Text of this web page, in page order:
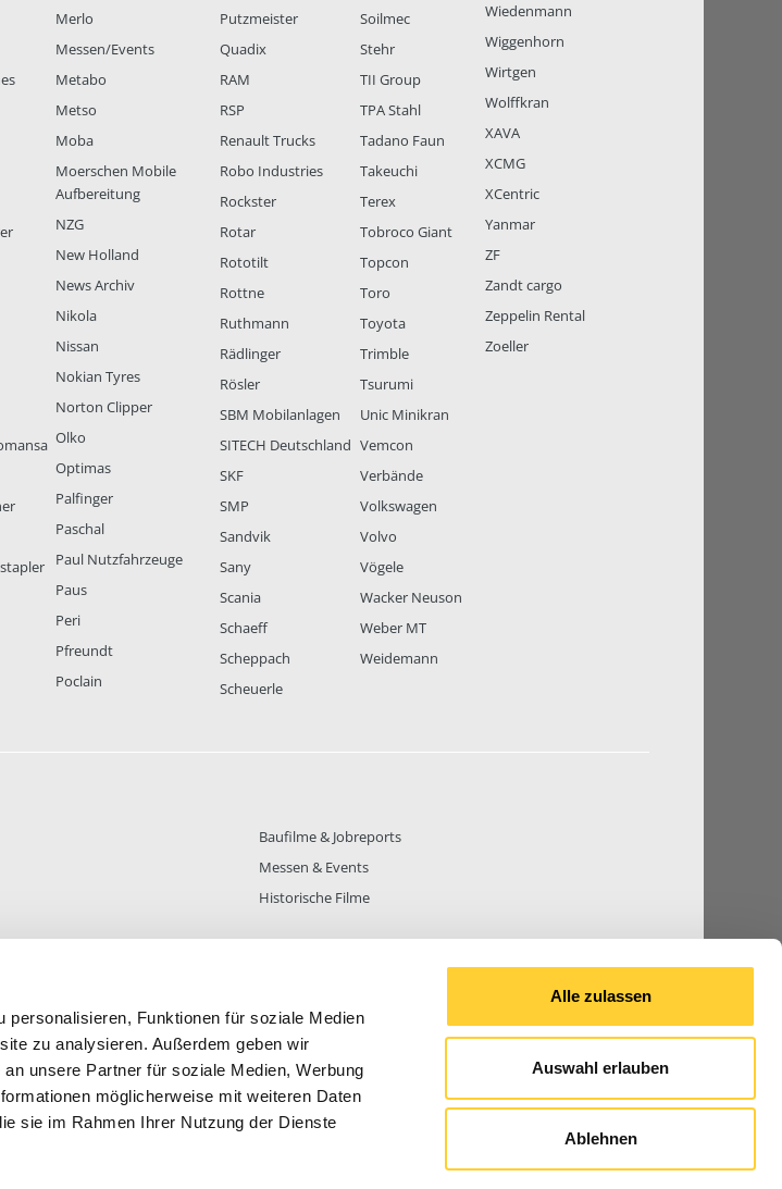
Funktionen für soziale Medien
zu analysieren. Außerdem geben wir
unsere Partner für soziale Medien, Werbung
möglicherweise mit weiteren Daten
sie im Rahmen Ihrer Nutzung der Dienste
Alle zulassen
Auswahl erlauben
Ablehnen
Merlo
Messen/Events
Metabo
Metso
Moba
Moerschen Mobile
Aufbereitung
NZG
New Holland
News Archiv
Nikola
Nissan
Nokian Tyres
Norton Clipper
Olko
Optimas
Palfinger
Paschal
Paul Nutzfahrzeuge
Paus
Peri
Pfreundt
Poclain
Putzmeister
Quadix
RAM
RSP
Renault Trucks
Robo Industries
Rockster
Rotar
Rototilt
Rottne
Ruthmann
Rädlinger
Rösler
SBM Mobilanlagen
SITECH Deutschland
SKF
SMP
Sandvik
Sany
Scania
Schaeff
Scheppach
Scheuerle
Soilmec
Stehr
TII Group
TPA Stahl
Tadano Faun
Takeuchi
Terex
Tobroco Giant
Topcon
Toro
Toyota
Trimble
Tsurumi
Unic Minikran
Vemcon
Verbände
Volkswagen
Volvo
Vögele
Wacker Neuson
Weber MT
Weidemann
Wiedenmann
Wiggenhorn
Wirtgen
Wolffkran
XAVA
XCMG
XCentric
Yanmar
ZF
Zandt cargo
Zeppelin Rental
Zoeller
Baufilme & Jobreports
Messen & Events
Historische Filme
FOREN STATISTIK ALLE THEMEN BEITRÄGE GESAMT842.658
© 2026 Bauforum24.biz